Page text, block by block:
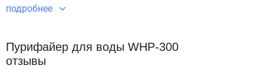
кнопок сопровождается мягким звуковым эффектом.
подробнее
Пурифайер для воды WHP-300
отзывы